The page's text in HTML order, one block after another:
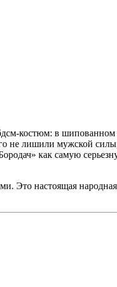
костюм: в
лишили мужской силы,
как самую
Это настоящая